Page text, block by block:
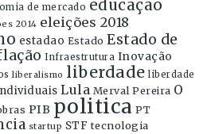
de mercado educação
2014 eleições 2018
estadao Estado Estado de
Infraestrutura Inovação
liberalismo liberdade liberdade
Lula Merval Pereira O
PIB politica PT
startup STF tecnologia